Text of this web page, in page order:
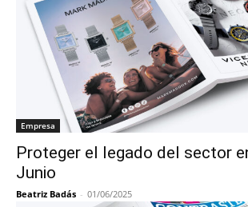
Empresa
Proteger el legado del sector
Junio
Beatriz Badás - 01/06/2025